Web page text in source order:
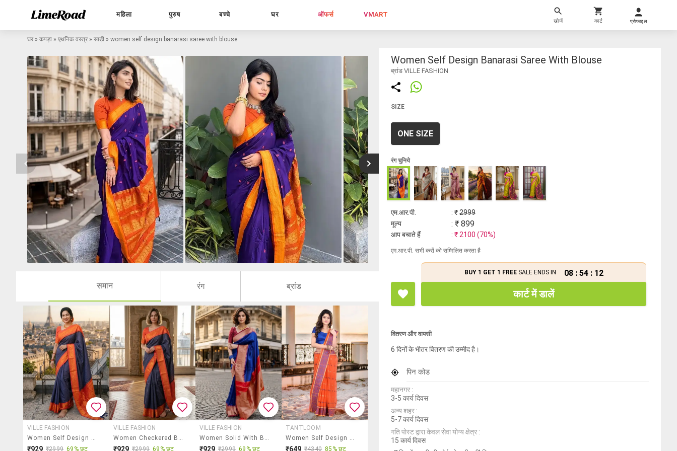
महिला पुरुष बच्चे घर ऑफर्स VMART
खोजें कार्ट प्रोफाइल
घर » कपड़ा » एथनिक वस्त्र » साड़ी » women self design banarasi saree with blouse
समान रंग ब्रांड
VILLE FASHION
Women Self Design Kanjivaram Saree With Blouse
₹929 ₹2999 69% छूट
VILLE FASHION
Women Checkered Bordered Saree With Blouse
₹929 ₹2999 69% छूट
VILLE FASHION
Women Solid With Bordered Saree With Blouse
₹929 ₹2999 69% छूट
TANTLOOM
Women Self Design Tant Saree
₹649 ₹4340 85% छूट
Women Self Design Banarasi Saree With Blouse
ब्रांड VILLE FASHION
SIZE
ONE SIZE
रंग चुनिये
एम.आर.पी. : ₹2999
मूल्य
: ₹ 899
आप बचाते हैं : ₹ 2100 (70%)
एम.आर.पी. सभी करों को सम्मिलित करता है
BUY 1 GET 1 FREESALE ENDS IN 08 : 54 : 11
कार्ट में डालें
वितरण और वापसी
6 दिनों के भीतर वितरण की उम्मीद है।
पिन कोड
महानगर :
3-5 कार्य दिवस
अन्य शहर :
5-7 कार्य दिवस
गति पोस्ट द्वारा केवल सेवा योग्य क्षेत्र :
15 कार्य दिवस